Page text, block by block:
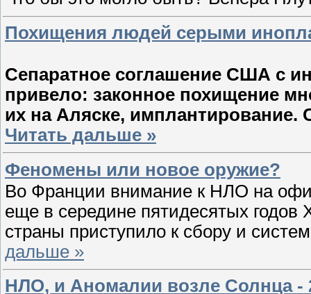
Похищения людей серыми
Сепаратное соглашение США с
привело: законное похищение
их на Аляске, имплантирование.
Читать дальше »
Феномены или новое оружие?
Во Франции внимание к НЛО на
еще в середине пятидесятых годов
страны приступило к сбору и
дальше »
НЛО, и Аномалии возле Солнца -